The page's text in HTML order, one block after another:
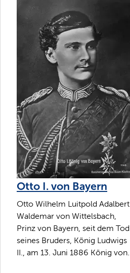
Otto I. von Bayern
Otto Wilhelm Luitpold Adalbert
Waldemar von Wittelsbach,
Prinz von Bayern, seit dem Tod
seines Bruders, König Ludwigs
II., am 13. Juni 1886 König von...